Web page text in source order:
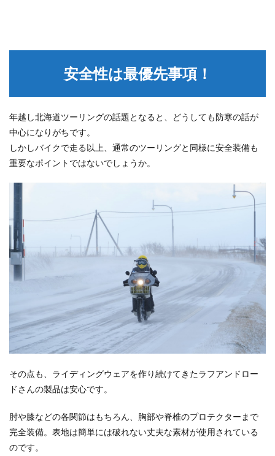
安全性は最優先事項！
年越し北海道ツーリングの話題となると、どうしても防寒の話が
中心になりがちです。
しかしバイクで走る以上、通常のツーリングと同様に安全装備も
重要なポイントではないでしょうか。
その点も、ライディングウェアを作り続けてきたラフアンドロー
ドさんの製品は安心です。
肘や膝などの各関節はもちろん、胸部や脊椎のプロテクターまで
完全装備。表地は簡単には破れない丈夫な素材が使用されている
のです。